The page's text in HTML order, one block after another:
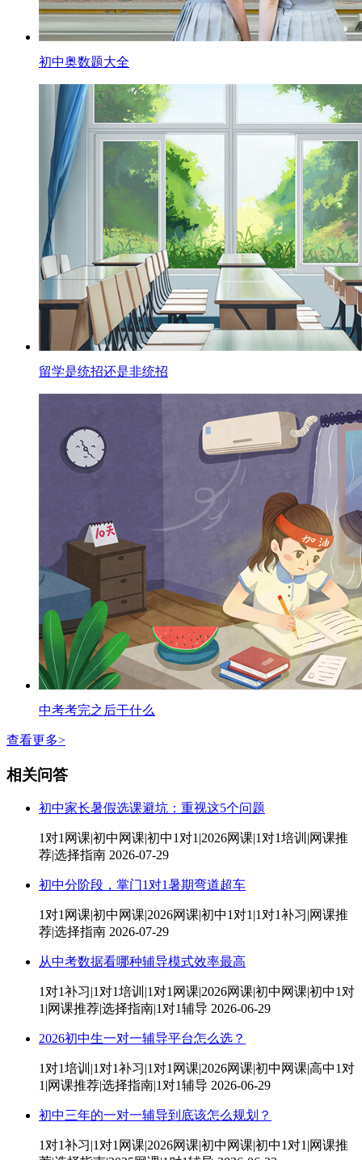
初中奥数题大全
留学是统招还是非统招
中考考完之后干什么
查看更多>
相关问答
初中家长暑假选课避坑：重视这5个问题
1对1网课|初中网课|初中1对1|2026网课|1对1培训|网课推
荐|选择指南 2026-07-29
初中分阶段，掌门1对1暑期弯道超车
1对1网课|初中网课|2026网课|初中1对1|1对1补习|网课推
荐|选择指南 2026-07-29
从中考数据看哪种辅导模式效率最高
1对1补习|1对1培训|1对1网课|2026网课|初中网课|初中1对
1|网课推荐|选择指南|1对1辅导 2026-06-29
2026初中生一对一辅导平台怎么选？
1对1培训|1对1补习|1对1网课|2026网课|初中网课|高中1对
1|网课推荐|选择指南|1对1辅导 2026-06-29
初中三年的一对一辅导到底该怎么规划？
1对1补习|1对1网课|2026网课|初中网课|初中1对1|网课推